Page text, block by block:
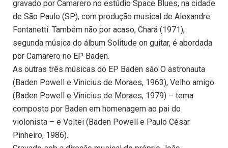
gravado por Camarero no estúdio Space Blues, na cidade
de São Paulo (SP), com produção musical de Alexandre
Fontanetti. Também não por acaso, Chará (1971),
segunda música do álbum Solitude on guitar, é abordada
por Camarero no EP Baden.
As outras três músicas do EP Baden são O astronauta
(Baden Powell e Vinicius de Moraes, 1963), Velho amigo
(Baden Powell e Vinicius de Moraes, 1979) – tema
composto por Baden em homenagem ao pai do
violonista – e Voltei (Baden Powell e Paulo César
Pinheiro, 1986).